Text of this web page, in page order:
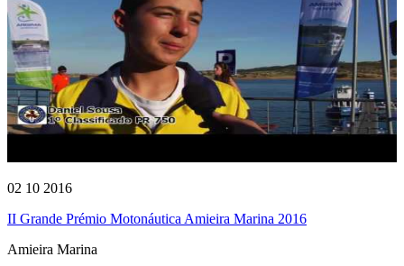
02 10 2016
II Grande Prémio Motonáutica Amieira Marina 2016
Amieira Marina